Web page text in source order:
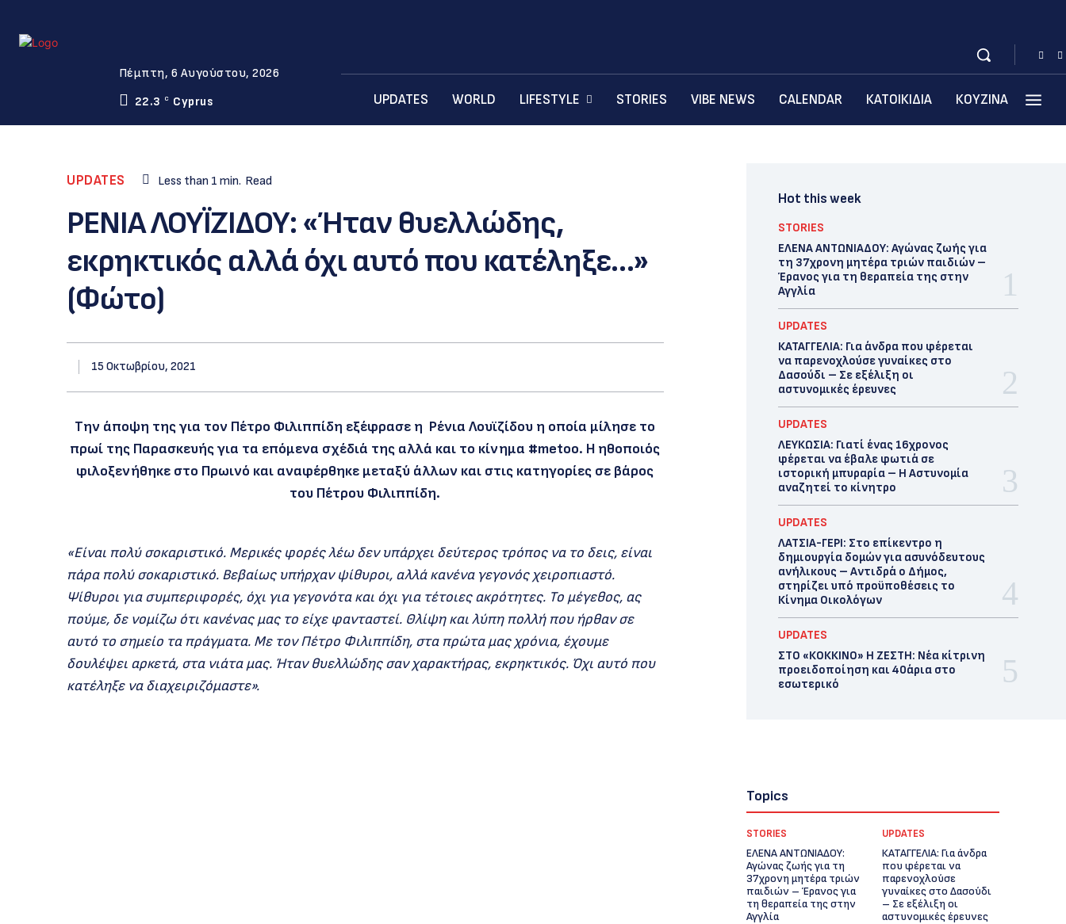
Πέμπτη, 6 Αυγούστου, 2026
22.3
C Cyprus UPDATES WORLD LIFESTYLE STORIES VIBE NEWS CALENDAR ΚΑΤΟΙΚΙΔΙΑ ΚΟΥΖΙΝΑ
UPDATES Less than 1 min. Read
ΡΕΝΙΑ ΛΟΥΪΖΙΔΟΥ: «Ήταν θυελλώδης,
εκρηκτικός αλλά όχι αυτό που κατέληξε…»
(Φώτο)
15 Οκτωβρίου, 2021
Την άποψη της για τον Πέτρο Φιλιππίδη εξέφρασε η Ρένια Λουϊζίδου η οποία μίλησε το
πρωί της Παρασκευής για τα επόμενα σχέδιά της αλλά και το κίνημα #metoo. H ηθοποιός
φιλοξενήθηκε στο Πρωινό και αναφέρθηκε μεταξύ άλλων και στις κατηγορίες σε βάρος
του Πέτρου Φιλιππίδη.
«Είναι πολύ σοκαριστικό. Μερικές φορές λέω δεν υπάρχει δεύτερος τρόπος να το δεις, είναι
πάρα πολύ σοκαριστικό. Βεβαίως υπήρχαν ψίθυροι, αλλά κανένα γεγονός χειροπιαστό.
Ψίθυροι για συμπεριφορές, όχι για γεγονότα και όχι για τέτοιες ακρότητες. Το μέγεθος, ας
πούμε, δε νομίζω ότι κανένας μας το είχε φανταστεί. Θλίψη και λύπη πολλή που ήρθαν σε
αυτό το σημείο τα πράγματα. Με τον Πέτρο Φιλιππίδη, στα πρώτα μας χρόνια, έχουμε
δουλέψει αρκετά, στα νιάτα μας. Ήταν θυελλώδης σαν χαρακτήρας, εκρηκτικός. Όχι αυτό που
κατέληξε να διαχειριζόμαστε».
Hot this week
STORIES
ΕΛΕΝΑ ΑΝΤΩΝΙΑΔΟΥ: Αγώνας ζωής για
τη 37χρονη μητέρα τριών παιδιών –
Έρανος για τη θεραπεία της στην
Αγγλία
UPDATES
ΚΑΤΑΓΓΕΛΙΑ: Για άνδρα που φέρεται
να παρενοχλούσε γυναίκες στο
Δασούδι – Σε εξέλιξη οι
αστυνομικές έρευνες
UPDATES
ΛΕΥΚΩΣΙΑ: Γιατί ένας 16χρονος
φέρεται να έβαλε φωτιά σε
ιστορική μπυραρία – Η Αστυνομία
αναζητεί το κίνητρο
UPDATES
ΛΑΤΣΙΑ-ΓΕΡΙ: Στο επίκεντρο η
δημιουργία δομών για ασυνόδευτους
ανήλικους – Αντιδρά ο Δήμος,
στηρίζει υπό προϋποθέσεις το
Κίνημα Οικολόγων
UPDATES
ΣΤΟ «ΚΟΚΚΙΝΟ» Η ΖΕΣΤΗ: Νέα κίτρινη
προειδοποίηση και 40άρια στο
εσωτερικό
Topics
STORIES
ΕΛΕΝΑ ΑΝΤΩΝΙΑΔΟΥ:
Αγώνας ζωής για τη
37χρονη μητέρα τριών
παιδιών – Έρανος για
τη θεραπεία της στην
Αγγλία
UPDATES
ΚΑΤΑΓΓΕΛΙΑ: Για άνδρα
που φέρεται να
παρενοχλούσε
γυναίκες στο Δασούδι
– Σε εξέλιξη οι
αστυνομικές έρευνες